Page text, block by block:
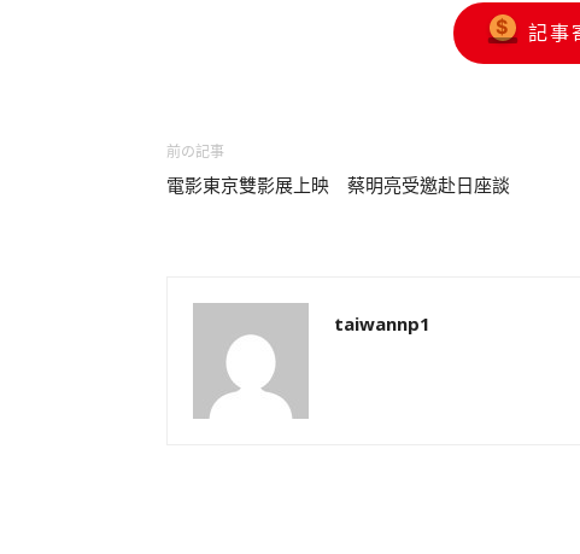
記事
前の記事
電影東京雙影展上映 蔡明亮受邀赴日座談
taiwannp1